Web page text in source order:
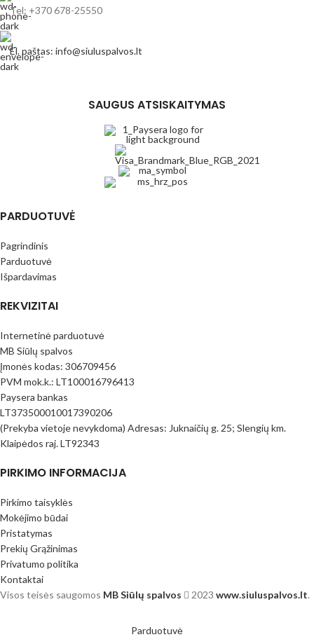
Tel: +370 678-25550
El. paštas: info@siuluspalvos.lt
SAUGUS ATSISKAITYMAS
PARDUOTUVĖ
Pagrindinis
Parduotuvė
Išpardavimas
REKVIZITAI
Internetinė parduotuvė
MB Siūlų spalvos
Įmonės kodas: 306709456
PVM mok.k.: LT100016796413
Paysera bankas
LT373500010017390206
(Prekyba vietoje nevykdoma) Adresas: Juknaičių g. 25; Slengių km.
Klaipėdos raj. LT92343
PIRKIMO INFORMACIJA
Pirkimo taisyklės
Mokėjimo būdai
Pristatymas
Prekių Grąžinimas
Privatumo politika
Kontaktai
Visos teisės saugomos MB Siūlų spalvos 2023 www.siuluspalvos.lt.
Parduotuvė